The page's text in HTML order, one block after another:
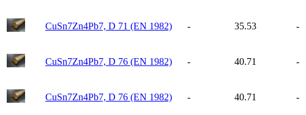
CuSn7Zn4Pb7, D 71 (EN 1982) - 35.53 -
CuSn7Zn4Pb7, D 76 (EN 1982) - 40.71 -
CuSn7Zn4Pb7, D 76 (EN 1982) - 40.71 -